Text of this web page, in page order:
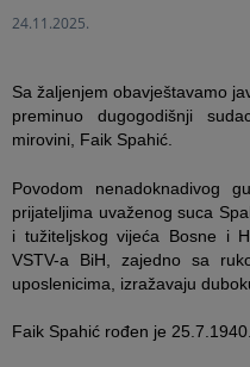
24.11.2025.
Sa žaljenjem obavještavamo
preminuo dugogodišnji
mirovini, Faik Spahić.
Povodom nenadoknadivog
prijateljima uvaženog suca
i tužiteljskog vijeća Bosne i
VSTV-a BiH, zajedno sa
uposlenicima, izražavaju
Faik Spahić rođen je